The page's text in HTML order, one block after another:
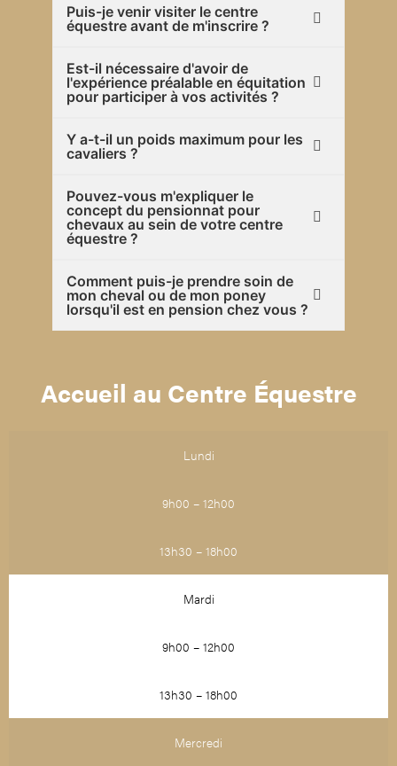
Puis-je venir visiter le centre
équestre avant de m'inscrire ?
Est-il nécessaire d'avoir de
l'expérience préalable en équitation
pour participer à vos activités ?
Y a-t-il un poids maximum pour les
cavaliers ?
Pouvez-vous m'expliquer le
concept du pensionnat pour
chevaux au sein de votre centre
équestre ?
Comment puis-je prendre soin de
mon cheval ou de mon poney
lorsqu'il est en pension chez vous ?
Accueil au Centre Équestre
Lundi
9h00 – 12h00
13h30 – 18h00
Mardi
9h00 – 12h00
13h30 – 18h00
Mercredi